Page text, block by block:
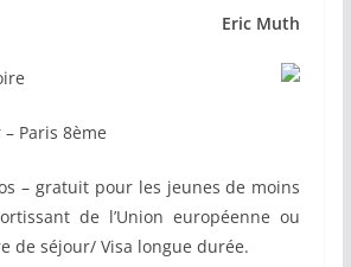
Eric Muth
Paris 8ème
– gratuit pour les jeunes de moins
de l’Union européenne ou
de séjour/ Visa longue durée.